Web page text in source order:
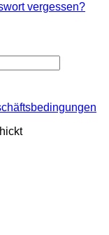
vergessen?